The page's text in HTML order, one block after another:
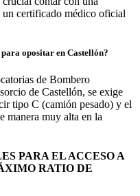
contar con una
certificado médico oficial
opositar en Castellón?
de Bombero
de Castellón, se exige
tipo C (camión pesado) y el
manera muy alta en la
PARA EL ACCESO A
RATIO DE